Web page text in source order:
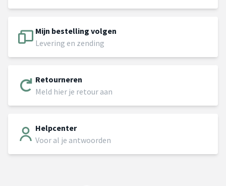
Mijn bestelling volgen
Levering en zending
Retourneren
Meld hier je retour aan
Helpcenter
Voor al je antwoorden